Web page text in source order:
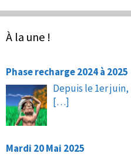
À la une !
Phase recharge 2024 à 2025
Depuis le 1er
[…]
Mardi 20 Mai 2025